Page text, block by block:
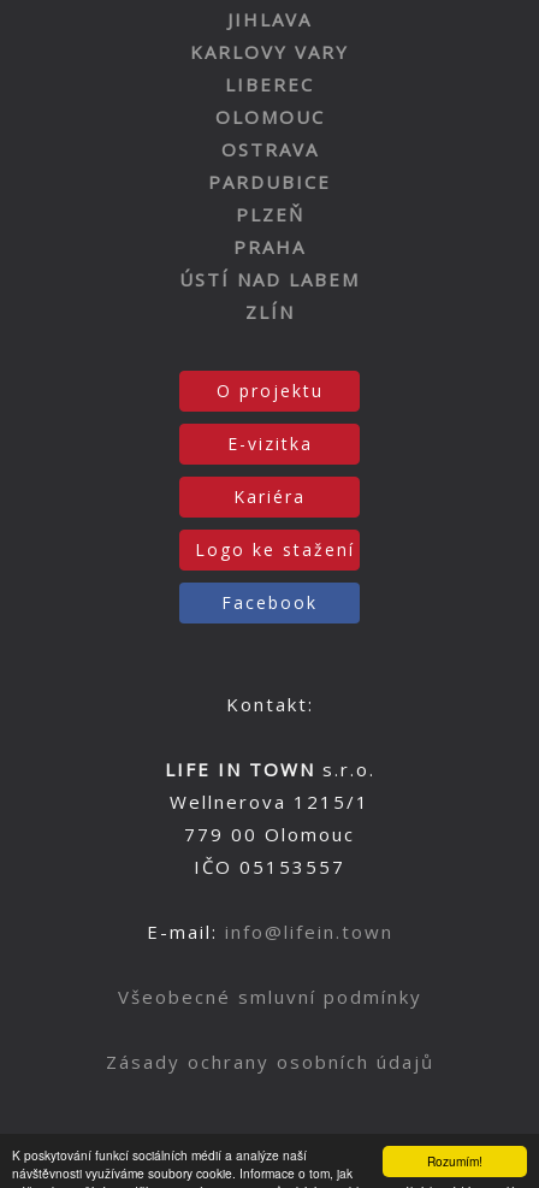
Rozumím!
K poskytování funkcí sociálních médií a analýze naší
návštěvnosti využíváme soubory cookie. Informace o tom, jak
JIHLAVA
KARLOVY VARY
LIBEREC
OLOMOUC
OSTRAVA
PARDUBICE
PLZEŇ
PRAHA
ÚSTÍ NAD LABEM
ZLÍN
O projektu
E-vizitka
Kariéra
Logo ke stažení
Facebook
Kontakt:
LIFE IN TOWN s.r.o.
Wellnerova 1215/1
779 00 Olomouc
IČO 05153557
E-mail: info@lifein.town
Všeobecné smluvní podmínky
Zásady ochrany osobních údajů
Nahoru